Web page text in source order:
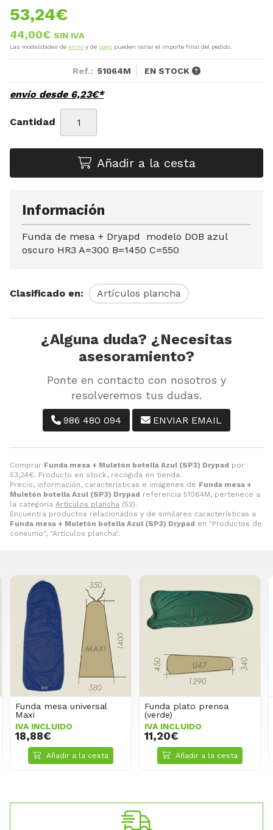
53,24€
44,00€ SIN IVA
Las modalidades de envío y de pago pueden variar el importe final del pedido.
Ref.: 51064M EN STOCK
envío desde 6,23€*
Cantidad
Añadir a la cesta
Comprar Funda mesa + Muletón botella Azul (SP3) Drypad por
53,24€. Producto en stock, recogida en tienda.
Precio, información, características e imágenes de Funda mesa +
Muletón botella Azul (SP3) Drypad referencia 51064M, pertenece a
la categoría Artículos plancha (52).
Encuentra productos relacionados y de similares características a
Funda mesa + Muletón botella Azul (SP3) Drypad en "Productos de
consumo", "Artículos plancha".
Información
Funda de mesa + Dryapd modelo DOB azul
oscuro HR3 A=300 B=1450 C=550
Clasificado en: Artículos plancha
¿Alguna duda? ¿Necesitas
asesoramiento?
Ponte en contacto con nosotros y
resolveremos tus dudas.
986 480 094 ENVIAR EMAIL
Funda plato prensa
(verde)
IVA INCLUIDO
11,20€
Añadir a la cesta
Juego de manguitos tela
IVA INCLUIDO
20,97€
Añadir a la cesta